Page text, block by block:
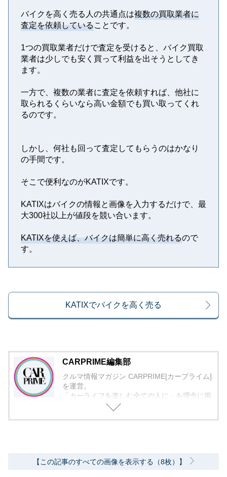
バイクを高く売る人の共通点は複数の買取業者に
査定を依頼していることです。
1つの買取業者だけで査定を受けると、バイク買取
業者は少しでも安く買って利益を出そうとしてき
ます。
一方で、複数の業者に査定を依頼すれば、他社に
取られるくらいなら高い金額でも買い取ってくれ
るのです。
しかし、何社も回って査定してもらうのはかなり
の手間です。
そこで便利なのがKATIXです。
KATIXはバイクの情報と画像を入力するだけで、最
大300社以上が値段を競い合います。
KATIXを使えば、バイクは簡単に高く売れるので
す。
KATIXでバイクを高く売る
CARPRIME編集部
クルマ情報マガジン CARPRIME[カープライム]
を運営。
「カーライフを楽しむ全ての人に」を理念に掲
げ、編集に取り組んでいます。
【この記事のすべての画像を表示する（8枚）】